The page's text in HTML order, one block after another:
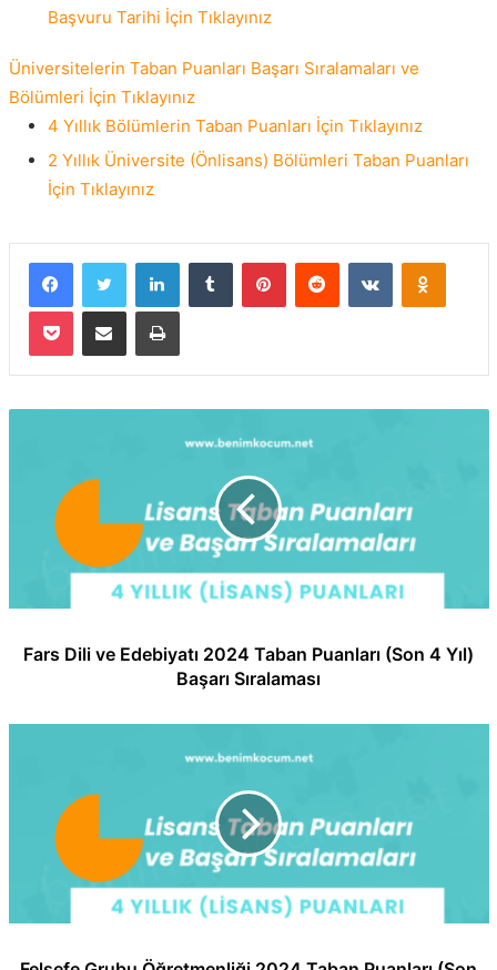
Başvuru Tarihi İçin Tıklayınız
Üniversitelerin Taban Puanları Başarı Sıralamaları ve
Bölümleri İçin Tıklayınız
4 Yıllık Bölümlerin Taban Puanları İçin Tıklayınız
2 Yıllık Üniversite (Önlisans) Bölümleri Taban Puanları
İçin Tıklayınız
FacebookTwitter LinkedInTumblr PinterestReddit VKontakte
Pocket E-Posta ile paylaş Yazdır
Fars Dili ve Edebiyatı 2024 Taban Puanları (Son 4 Yıl)
Başarı Sıralaması